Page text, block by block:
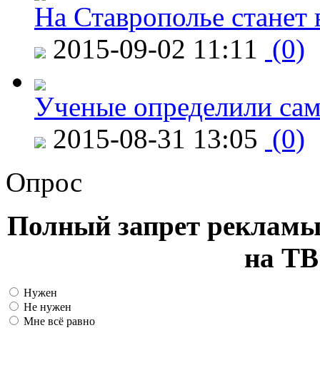
На Ставрополье
2015-09-02 11:11 (0)
Ученые определили
2015-08-31 13:05 (0)
Опрос
Полный запрет
на ТВ
Нужен
Не нужен
Мне всё равно